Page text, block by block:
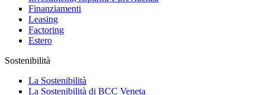
Finanziamenti
Leasing
Factoring
Estero
Sostenibilità
La Sostenibilità
La Sostenibilità di BCC Veneta